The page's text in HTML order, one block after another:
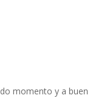
momento y a buen